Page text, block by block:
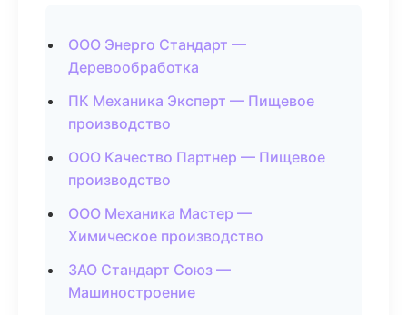
ООО Энерго Стандарт —
Деревообработка
ПК Механика Эксперт — Пищевое
производство
ООО Качество Партнер — Пищевое
производство
ООО Механика Мастер —
Химическое производство
ЗАО Стандарт Союз —
Машиностроение